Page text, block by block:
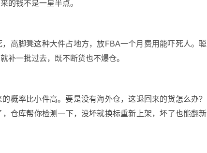
的钱不是一星半点。
高脚凳这种大件占地方，放FBA一个月费用能吓死人。聪
补一批过去，既不断货也不爆仓。
概率比小件高。要是没有海外仓，这退回来的货怎么办？
仓库帮你检测一下，没坏就换标重新上架，坏了也能翻新